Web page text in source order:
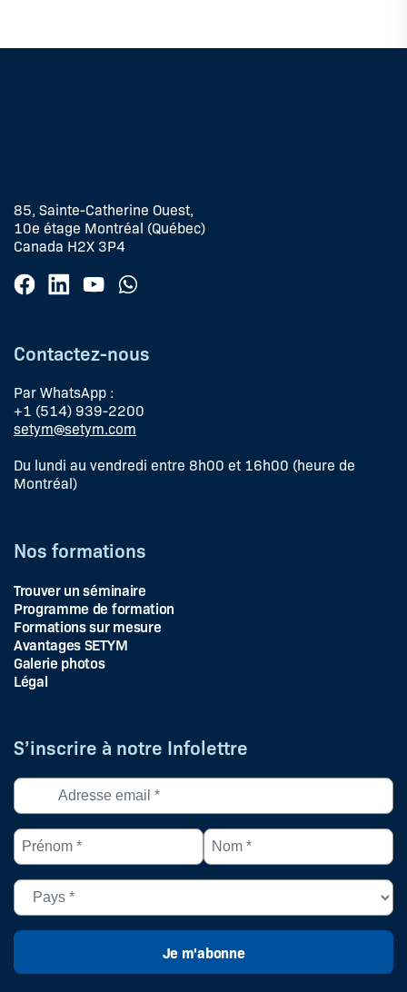
85, Sainte-Catherine Ouest,
10e étage Montréal (Québec)
Canada H2X 3P4
Contactez-nous
Par WhatsApp :
+1 (514) 939-2200
setym@setym.com
Du lundi au vendredi entre 8h00 et 16h00 (heure de
Montréal)
Nos formations
Trouver un séminaire
Programme de formation
Formations sur mesure
Avantages SETYM
Galerie photos
Légal
S’inscrire à notre Infolettre
Adresse
courriel
(Nécessaire)
Prénom
*
Nom
*
Pays
(Nécessaire)